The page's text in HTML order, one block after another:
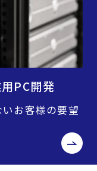
PC開発
お客様の要望